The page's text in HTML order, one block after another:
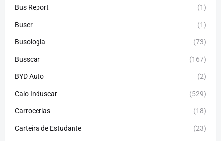
Bus Report (1)
Buser (1)
Busologia (73)
Busscar (167)
BYD Auto (2)
Caio Induscar (529)
Carrocerias (18)
Carteira de Estudante (23)